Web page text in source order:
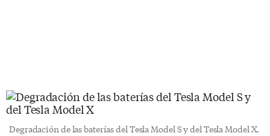
Degradación de las baterías del Tesla Model S y del Tesla Model X.